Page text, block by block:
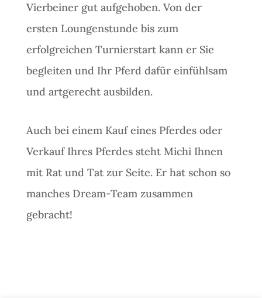
Vierbeiner gut aufgehoben. Von der
ersten Loungenstunde bis zum
erfolgreichen Turnierstart kann er Sie
begleiten und Ihr Pferd dafür einfühlsam
und artgerecht ausbilden.
Auch bei einem Kauf eines Pferdes oder
Verkauf Ihres Pferdes steht Michi Ihnen
mit Rat und Tat zur Seite. Er hat schon so
manches Dream-Team zusammen
gebracht!